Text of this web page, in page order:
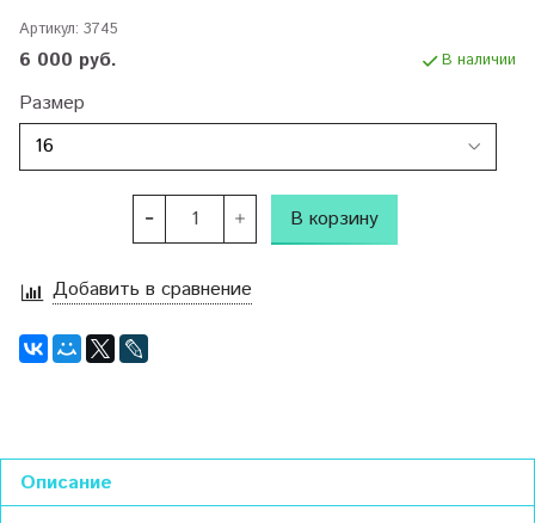
Артикул: 3745
6 000 руб. В наличии
Размер
В корзину
Добавить в сравнение
Описание